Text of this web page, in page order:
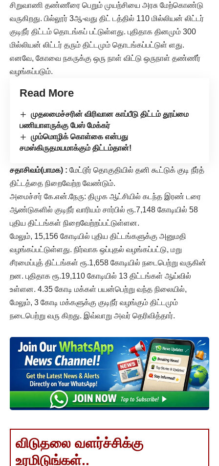
சிறுவாணி தண்ணீரை பெறும் முயற்சியை அரசு மேற்கொண்டு
வருகிறது. பில்லூர் 3ஆ-வது திட் டத்தில் 110 மில்லியன் லிட்டர்
குடிநீர் திட்டம் தொடங்கப் பட்டுள்ளது. புதிதாக தினமும் 300
மில்லியன் லிட்டர் தரும் திட்டமும் தொடங்கப்பட்டுள் ளது.
எனவே, கோவை நகருக்கு ஒரு நாள் விட்டு ஒருநாள் தண்ணீர்
வழங்கப்படும்.
Read More
முதலமைச்சரின் விரிவான காப்பீடு திட்டம் தூய்மை
பணியாளருக்கு பேஸ் மேக்கர்
மும்மொழிக் கொள்கை என்பது
சமஸ்கிருதமயமாக்கும் திட்டம்தான்!
சதாசிவம்(பாமக) : மேட்டூர் தொகுதியில் தனி கூட்டுக் குடி நீர்த்
திட்டத்தை நிறைவேற்ற வேண்டும்.
அமைச்சர் கே.என்.நேரு: திமுக ஆட்சியில் கடந்த இரண் டரை
ஆண்டுகளில் குடிநீர் வாரியம் சார்பில் ரூ.7,148 கோடியில் 58
புதிய திட்டங்கள் நிறைவேற்றப்பட்டுள்ளன.
மேலும், 15,156 கோடியில் புதிய திட்டங்களுக்கு அனுமதி
வழங்கப்பட்டுள்ளது. நிர்வாக ஒப்புதல் வழங்கப்பட்டு, மறு
சீரமைப்புத் திட்டங்கள் ரூ.1,658 கோடியில் நடைபெற்று வருகின்
றன. புதிதாக ரூ.19,110 கோடியில் 13 திட்டங்கள் ஆய்வில்
உள்ளன. 4.35 கோடி மக்கள் பயன்பெற்று வந்த நிலையில்,
மேலும், 3 கோடி மக்களுக்கு குடிநீர் வழங்கும் திட்டமும்
நடைபெற்று வரு கிறது. இவ்வாறு அவர் தெரிவித்தார்.
விடுதலை வளர்ச்சிக்கு
உரமிடுங்கள்..